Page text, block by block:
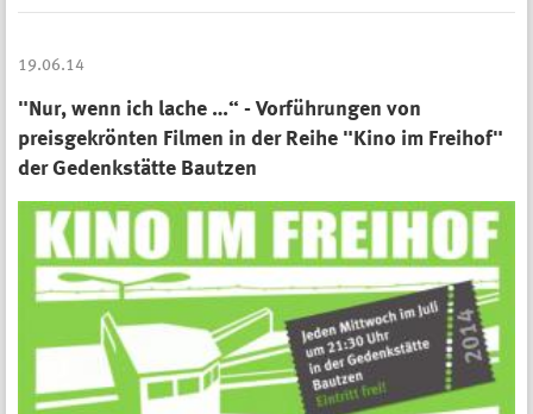
19.06.14
"Nur, wenn ich lache …“ - Vorführungen von
preisgekrönten Filmen in der Reihe "Kino im Freihof"
der Gedenkstätte Bautzen